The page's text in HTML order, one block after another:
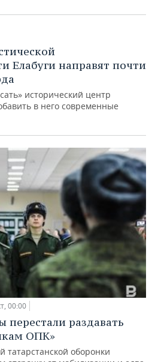
Елабуги направят почти
исторический центр
в него современные
00:00
перестали раздавать
ОПК»
татарстанской оборонки